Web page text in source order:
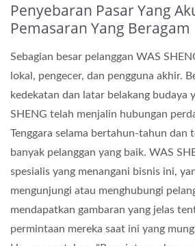
Penyebaran Pasar Yang
Pemasaran Yang Beragam
Sebagian besar pelanggan WAS
lokal, pengecer, dan pengguna akhir.
kedekatan dan latar belakang budaya
SHENG telah menjalin hubungan
Tenggara selama bertahun-tahun dan
banyak pelanggan yang baik. WAS
spesialis yang menangani bisnis ini,
mengunjungi atau menghubungi
mendapatkan gambaran yang jelas
permintaan mereka saat ini yang